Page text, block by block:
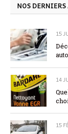
NOS
15
14
15